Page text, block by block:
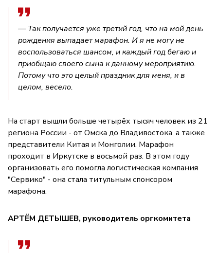
— Так получается уже третий год, что на мой день
рождения выпадает марафон. И я не могу не
воспользоваться шансом, и каждый год бегаю и
приобщаю своего сына к данному мероприятию.
Потому что это целый праздник для меня, и в
целом, весело.
На старт вышли больше четырёх тысяч человек из 21
региона России - от Омска до Владивостока, а также
представители Китая и Монголии. Марафон
проходит в Иркутске в восьмой раз. В этом году
организовать его помогла логистическая компания
"Сервико" - она стала титульным спонсором
марафона.
АРТЁМ ДЕТЫШЕВ, руководитель оргкомитета